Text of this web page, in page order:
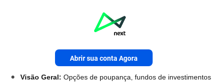
Abrir sua conta Agora
Visão Geral: Opções de poupança, fundos de investimentos